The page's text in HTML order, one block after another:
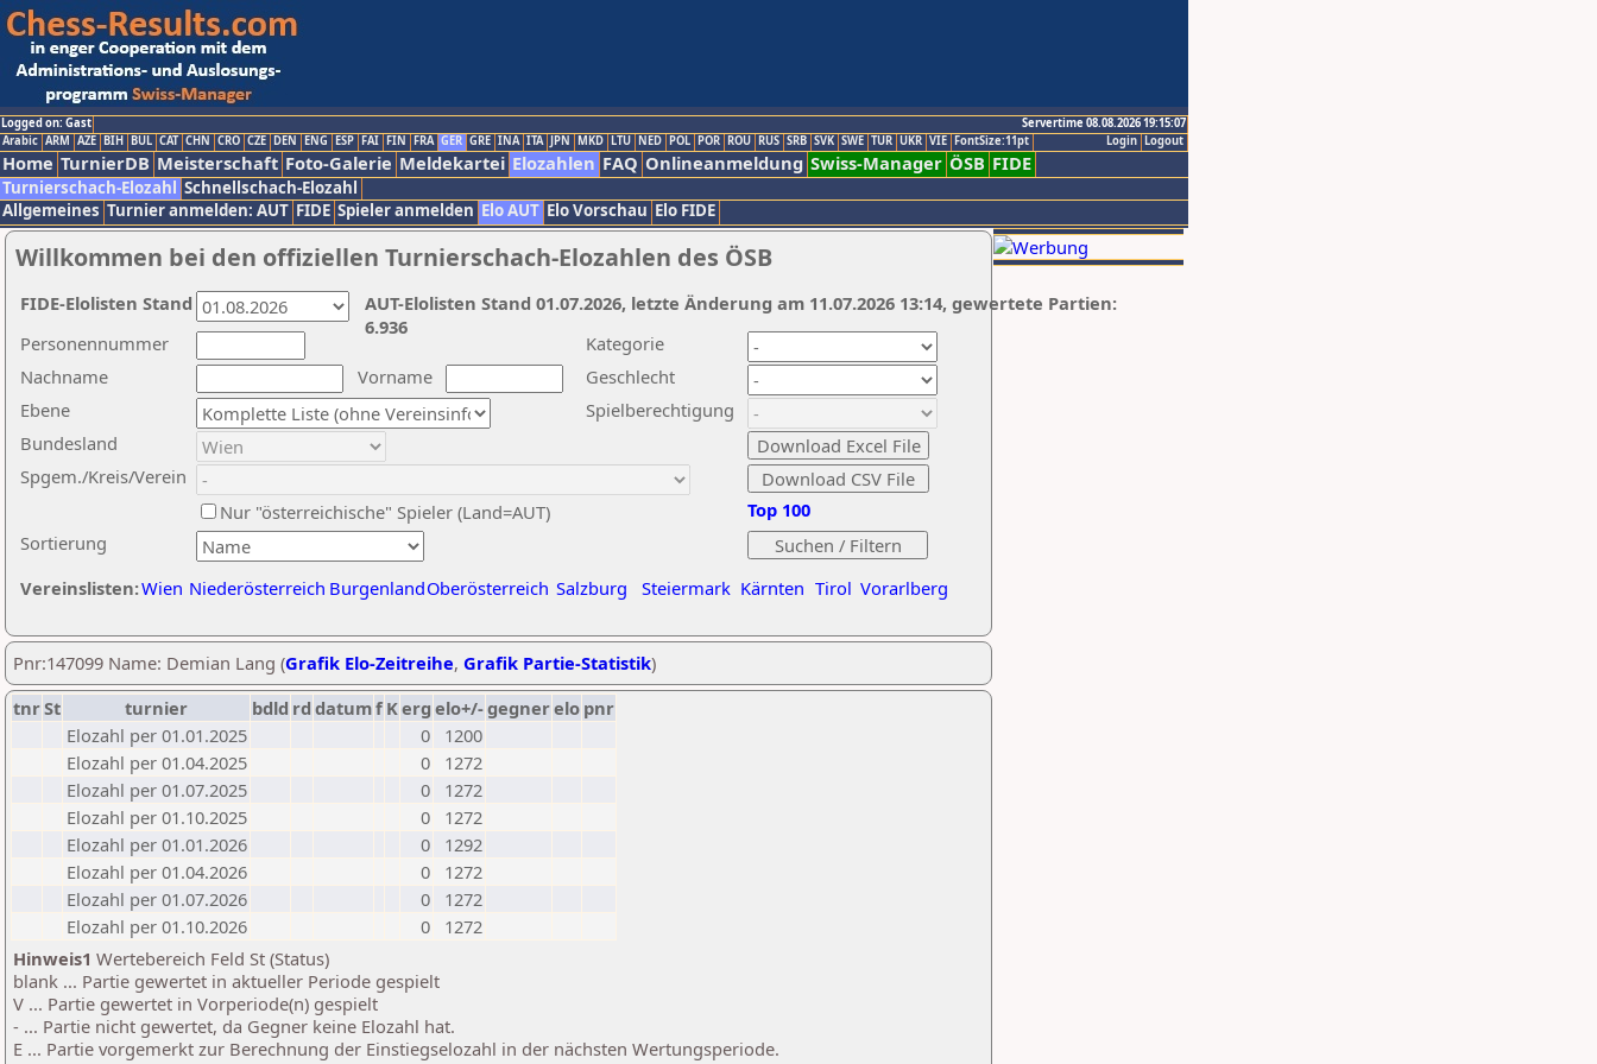
Logged on: Gast
Servertime 08.08.2026 19:15:07
Logout
Login
Arabic ARM AZE BIH BUL CAT CHN CRO CZE DEN ENG ESP FAI FIN FRA GER GRE INA ITA JPN MKD LTU NED POL POR ROU RUS SRB SVK SWE TUR UKR VIE FontSize:11pt
Home TurnierDB Meisterschaft Foto-Galerie Meldekartei Elozahlen FAQ Onlineanmeldung Swiss-Manager ÖSB FIDE
Turnierschach-Elozahl Schnellschach-Elozahl
Allgemeines Turnier anmelden: AUT FIDE Spieler anmelden Elo AUT Elo Vorschau Elo FIDE
Willkommen bei den offiziellen Turnierschach-Elozahlen des ÖSB
Nachname
Vorname
Ebene
Kategorie
Sortierung
Personennummer
Bundesland
Spgem./Kreis/Verein
Geschlecht
Nur "österreichische" Spieler (Land=AUT)
Spielberechtigung
Vereinslisten:Wien Niederösterreich BurgenlandOberösterreich Salzburg Steiermark Kärnten Tirol Vorarlberg
Top 100
AUT-Elolisten Stand 01.07.2026, letzte Änderung am 11.07.2026 13:14, gewertete Partien:
6.936
FIDE-Elolisten Stand
Pnr:147099 Name: Demian Lang (Grafik Elo-Zeitreihe, Grafik Partie-Statistik)
tnrSt turnier bdld rd datumf Kerg elo+/-gegnerelo pnr
Elozahl per 01.01.2025
0
1200
Elozahl per 01.04.2025
0
1272
Elozahl per 01.07.2025
0
1272
Elozahl per 01.10.2025
0
1272
Elozahl per 01.01.2026
0
1292
Elozahl per 01.04.2026
0
1272
Elozahl per 01.07.2026
0
1272
Elozahl per 01.10.2026
0
1272
Hinweis1 Wertebereich Feld St (Status)
blank ... Partie gewertet in aktueller Periode gespielt
V ... Partie gewertet in Vorperiode(n) gespielt
- ... Partie nicht gewertet, da Gegner keine Elozahl hat.
E ... Partie vorgemerkt zur Berechnung der Einstiegselozahl in der nächsten Wertungsperiode.